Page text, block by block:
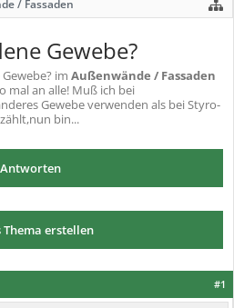
/ Fassaden
Gewebe?
im Außenwände / Fassaden
mal an alle! Muß ich bei
Gewebe verwenden als bei Styro-
bin...
Antworten
Thema erstellen
#1